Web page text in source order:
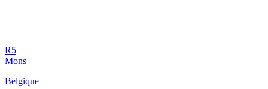
R5
Mons
Belgique